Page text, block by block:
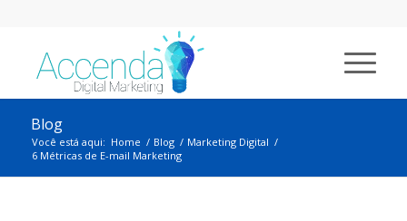
Blog
Você está aqui: Home / Blog / Marketing Digital /
6 Métricas de E-mail Marketing